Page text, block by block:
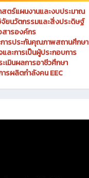
ตร์แผนงานและงบประมาณ
ยนวัตกรรมและสิ่งประดิษฐ์
ารองค์กร
ารประกันคุณภาพสถานศึกษา
ละการเป็นผู้ประกอบการ
เมินผลการอาชีวศึกษา
รผลิตกำลังคน EEC